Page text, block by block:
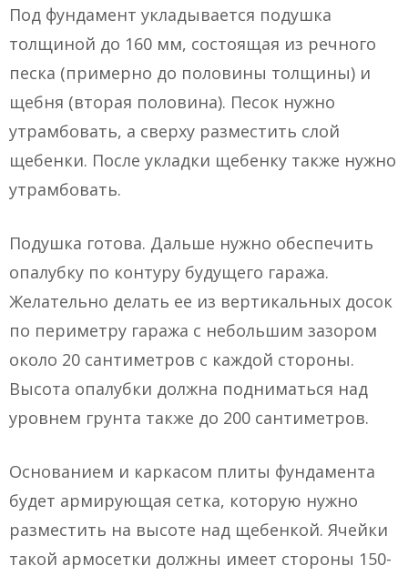
Под фундамент укладывается подушка
толщиной до 160 мм, состоящая из речного
песка (примерно до половины толщины) и
щебня (вторая половина). Песок нужно
утрамбовать, а сверху разместить слой
щебенки. После укладки щебенку также нужно
утрамбовать.
Подушка готова. Дальше нужно обеспечить
опалубку по контуру будущего гаража.
Желательно делать ее из вертикальных досок
по периметру гаража с небольшим зазором
около 20 сантиметров с каждой стороны.
Высота опалубки должна подниматься над
уровнем грунта также до 200 сантиметров.
Основанием и каркасом плиты фундамента
будет армирующая сетка, которую нужно
разместить на высоте над щебенкой. Ячейки
такой армосетки должны имеет стороны 150-